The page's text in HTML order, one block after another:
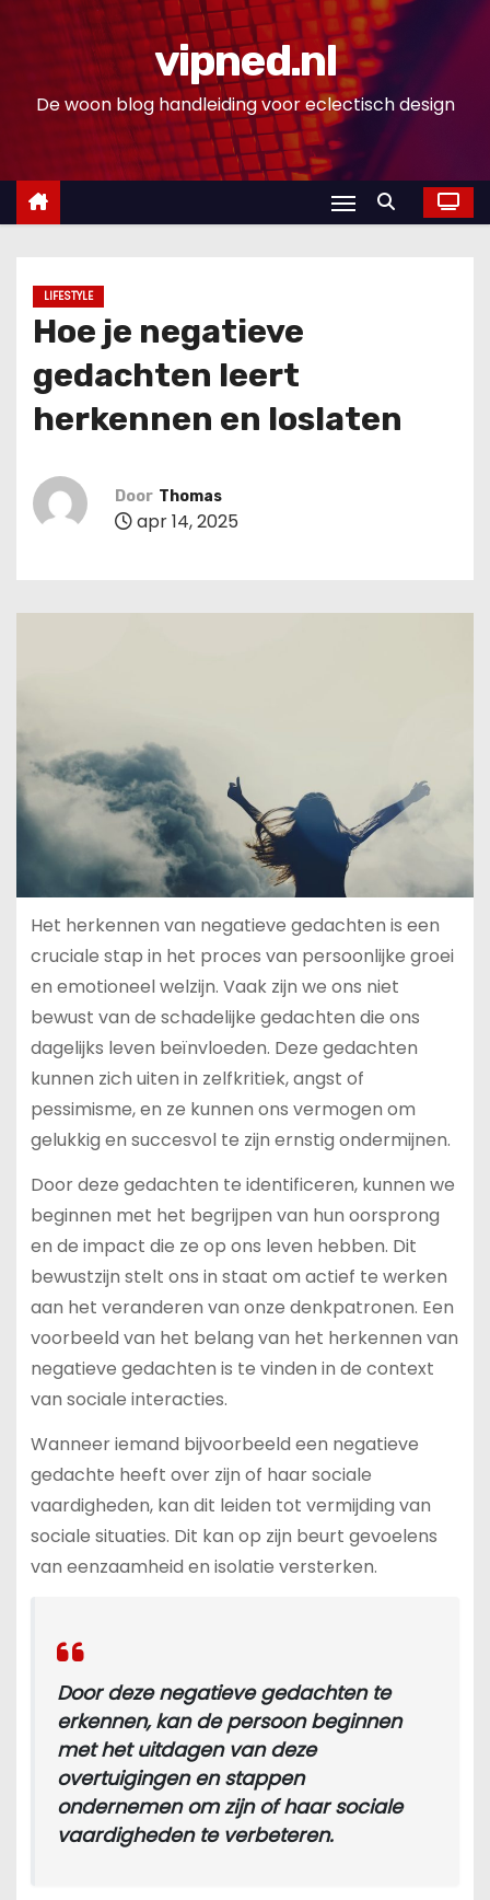
n
vipned.nl
De woon blog handleiding voor eclectisch design
LIFESTYLE
Hoe je negatieve
gedachten leert
herkennen en loslaten
Door Thomas
apr 14, 2025
Het herkennen van negatieve gedachten is een
cruciale stap in het proces van persoonlijke groei
en emotioneel welzijn. Vaak zijn we ons niet
bewust van de schadelijke gedachten die ons
dagelijks leven beïnvloeden. Deze gedachten
kunnen zich uiten in zelfkritiek, angst of
pessimisme, en ze kunnen ons vermogen om
gelukkig en succesvol te zijn ernstig ondermijnen.
Door deze gedachten te identificeren, kunnen we
beginnen met het begrijpen van hun oorsprong
en de impact die ze op ons leven hebben. Dit
bewustzijn stelt ons in staat om actief te werken
aan het veranderen van onze denkpatronen. Een
voorbeeld van het belang van het herkennen van
negatieve gedachten is te vinden in de context
van sociale interacties.
Wanneer iemand bijvoorbeeld een negatieve
gedachte heeft over zijn of haar sociale
vaardigheden, kan dit leiden tot vermijding van
sociale situaties. Dit kan op zijn beurt gevoelens
van eenzaamheid en isolatie versterken.
Door deze negatieve gedachten te
erkennen, kan de persoon beginnen
met het uitdagen van deze
overtuigingen en stappen
ondernemen om zijn of haar sociale
vaardigheden te verbeteren.